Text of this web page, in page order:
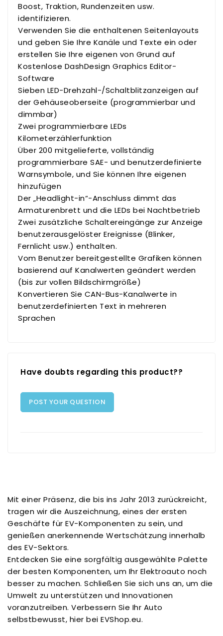
Boost, Traktion, Rundenzeiten usw.
identifizieren.
Verwenden Sie die enthaltenen Seitenlayouts
und geben Sie Ihre Kanäle und Texte ein oder
erstellen Sie Ihre eigenen von Grund auf
Kostenlose DashDesign Graphics Editor-
Software
Sieben LED-Drehzahl-/Schaltblitzanzeigen auf
der Gehäuseoberseite (programmierbar und
dimmbar)
Zwei programmierbare LEDs
Kilometerzählerfunktion
Über 200 mitgelieferte, vollständig
programmierbare SAE- und benutzerdefinierte
Warnsymbole, und Sie können Ihre eigenen
hinzufügen
Der „Headlight-in“-Anschluss dimmt das
Armaturenbrett und die LEDs bei Nachtbetrieb
Zwei zusätzliche Schaltereingänge zur Anzeige
benutzerausgelöster Ereignisse (Blinker,
Fernlicht usw.) enthalten.
Vom Benutzer bereitgestellte Grafiken können
basierend auf Kanalwerten geändert werden
(bis zur vollen Bildschirmgröße)
Konvertieren Sie CAN-Bus-Kanalwerte in
benutzerdefinierten Text in mehreren
Sprachen
Have doubts regarding this product??
POST YOUR QUESTION
Mit einer Präsenz, die bis ins Jahr 2013 zurückreicht,
tragen wir die Auszeichnung, eines der ersten
Geschäfte für EV-Komponenten zu sein, und
genießen anerkennende Wertschätzung innerhalb
des EV-Sektors.
Entdecken Sie eine sorgfältig ausgewählte Palette
der besten Komponenten, um Ihr Elektroauto noch
besser zu machen. Schließen Sie sich uns an, um die
Umwelt zu unterstützen und Innovationen
voranzutreiben. Verbessern Sie Ihr Auto
selbstbewusst, hier bei EVShop.eu.